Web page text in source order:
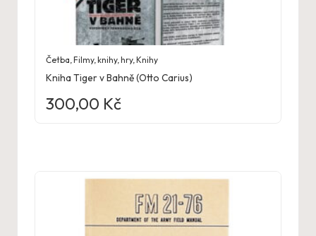
Četba ,Filmy, knihy, hry,Knihy
Kniha Tiger v Bahně (Otto Carius)
300,00 Kč